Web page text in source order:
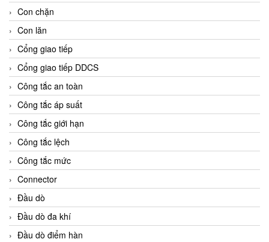
Con chặn
Con lăn
Cổng giao tiếp
Cổng giao tiếp DDCS
Công tắc an toàn
Công tắc áp suất
Công tắc giới hạn
Công tắc lệch
Công tắc mức
Connector
Đầu dò
Đầu dò đa khí
Đầu dò điểm hàn